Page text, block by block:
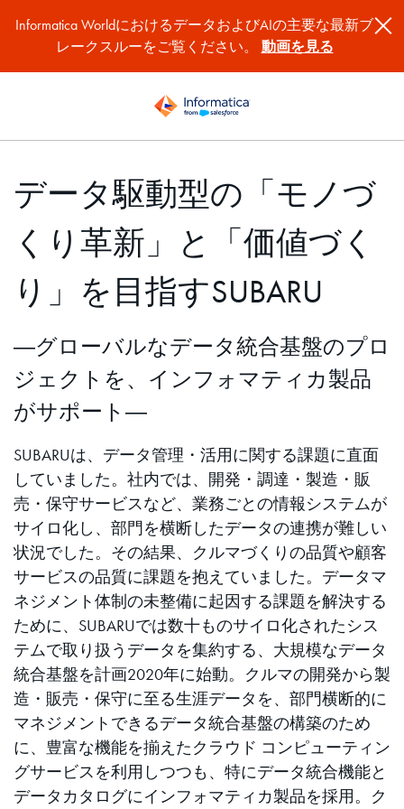
Informatica WorldにおけるデータおよびAIの主要な最新ブ
レークスルーをご覧ください。 動画を見る
データ駆動型の「モノづ
くり革新」と「価値づく
り」を目指すSUBARU
―グローバルなデータ統合基盤のプロ
ジェクトを、インフォマティカ製品
がサポート―
SUBARUは、データ管理・活用に関する課題に直面
していました。社内では、開発・調達・製造・販
売・保守サービスなど、業務ごとの情報システムが
サイロ化し、部門を横断したデータの連携が難しい
状況でした。その結果、クルマづくりの品質や顧客
サービスの品質に課題を抱えていました。データマ
ネジメント体制の未整備に起因する課題を解決する
ために、SUBARUでは数十ものサイロ化されたシス
テムで取り扱うデータを集約する、大規模なデータ
統合基盤を計画2020年に始動。クルマの開発から製
造・販売・保守に至る生涯データを、部門横断的に
マネジメントできるデータ統合基盤の構築のため
に、豊富な機能を揃えたクラウド コンピューティン
グサービスを利用しつつも、特にデータ統合機能と
データカタログにインフォマティカ製品を採用。ク